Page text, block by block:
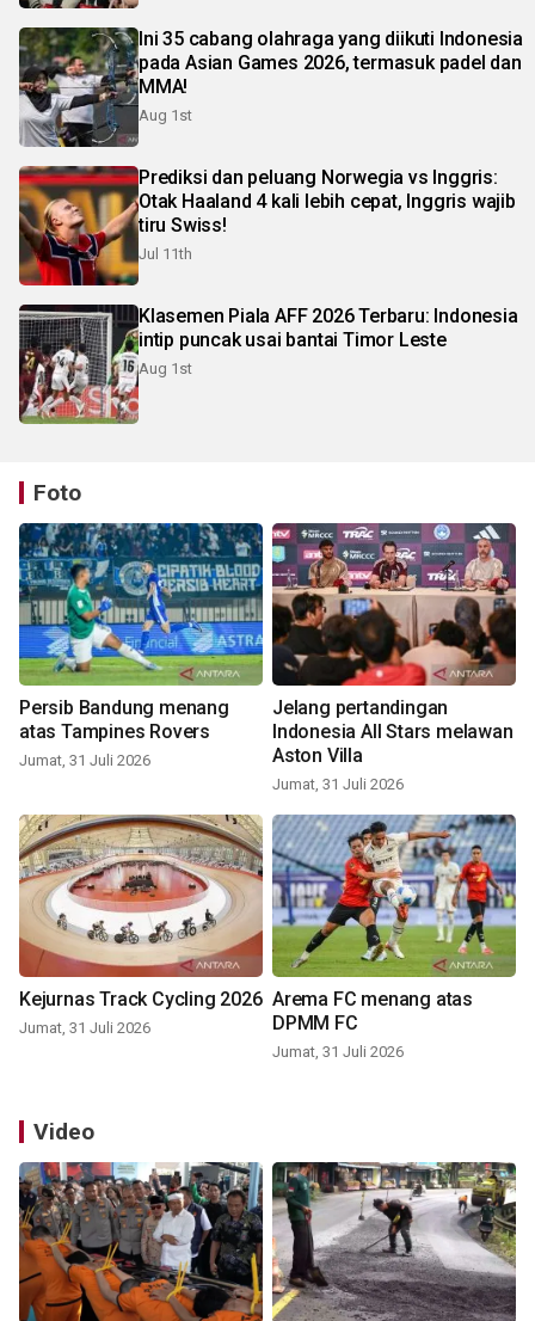
Ini 35 cabang olahraga yang diikuti Indonesia
pada Asian Games 2026, termasuk padel dan
MMA!
Aug 1st
Prediksi dan peluang Norwegia vs Inggris:
Otak Haaland 4 kali lebih cepat, Inggris wajib
tiru Swiss!
Jul 11th
Klasemen Piala AFF 2026 Terbaru: Indonesia
intip puncak usai bantai Timor Leste
Aug 1st
Foto
Persib Bandung menang
atas Tampines Rovers
Jumat, 31 Juli 2026
Jelang pertandingan
Indonesia All Stars melawan
Aston Villa
Jumat, 31 Juli 2026
Kejurnas Track Cycling 2026
Jumat, 31 Juli 2026
Arema FC menang atas
DPMM FC
Jumat, 31 Juli 2026
Video